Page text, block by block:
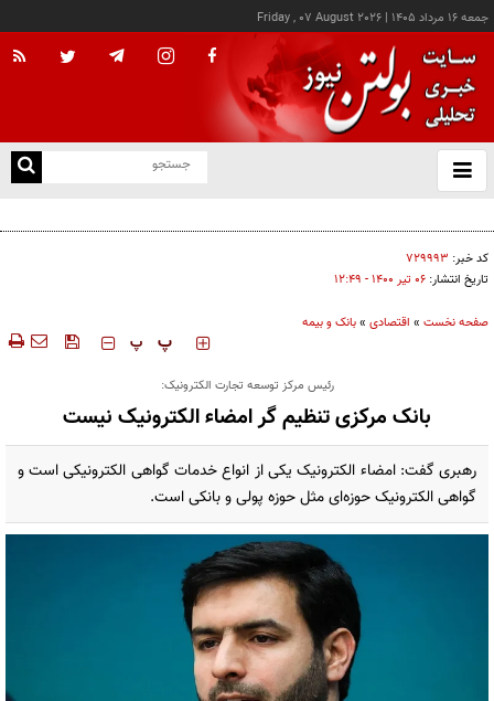
جمعه ۱۶ مرداد ۱۴۰۵ |
Friday , 07 August 2026
باز
و
کد خبر: ۷۲۹۹۹۳
تاریخ انتشار: ۰۶ تير ۱۴۰۰ - ۱۲:۴۹
صفحه نخست » اقتصادی »بانک و بیمه
‍‍‍ پ پ
رئیس مرکز توسعه تجارت الکترونیک:
بانک مرکزی تنظیم گر امضاء الکترونیک نیست
رهبری گفت: امضاء الکترونیک یکی از انواع خدمات گواهی الکترونیکی است و
گواهی الکترونیک حوزه‌ای مثل حوزه پولی و بانکی است.